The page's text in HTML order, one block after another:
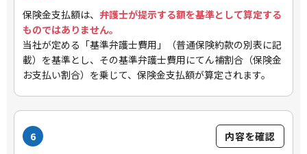
保険金支払額は、 弁護士が提示する額を基準として算定する
ものではありません。
当社が定める「基準弁護士費用」（普通保険約款の別表に記
載）を基準とし、その基準弁護士費用にてん補割合（保険金
お支払い割合）を乗じて、保険金支払額が算定されます。
6 内容を確認